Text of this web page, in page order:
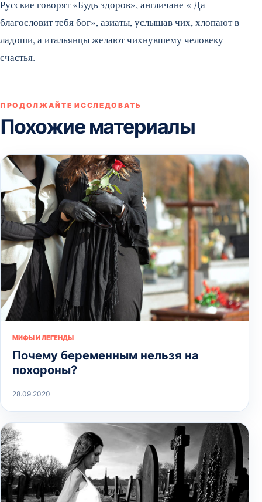
Русские говорят «Будь здоров», англичане « Да
благословит тебя бог», азиаты, услышав чих, хлопают в
ладоши, а итальянцы желают чихнувшему человеку
счастья.
ПРОДОЛЖАЙТЕ ИССЛЕДОВАТЬ
Похожие материалы
МИФЫ И ЛЕГЕНДЫ
Почему беременным нельзя на
похороны?
28.09.2020